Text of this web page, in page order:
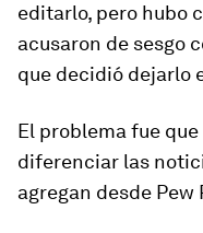
editarlo, pero hubo
acusaron de sesgo
que decidió dejarlo
El problema fue
diferenciar las
agregan desde Pew